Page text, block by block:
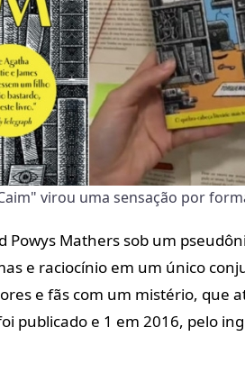
virou uma sensação por
Powys Mathers sob um
e raciocínio em um único
e fãs com um mistério, que
publicado e 1 em 2016, pelo